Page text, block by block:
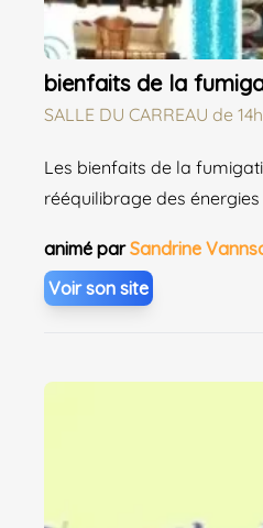
bienfaits de la
SALLE DU CARREAU de
Les bienfaits de la
rééquilibrage des
animé parSandrine
Voir son site